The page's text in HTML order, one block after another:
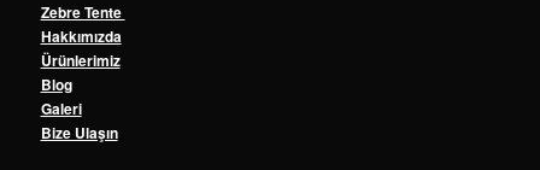
Zebre Tente
Hakkımızda
Ürünlerimiz
Blog
Galeri
Bize Ulaşın